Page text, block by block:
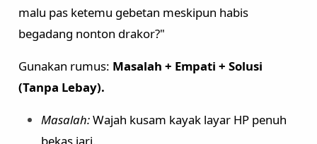
malu pas ketemu gebetan meskipun habis
begadang nonton drakor?"
Gunakan rumus: Masalah + Empati + Solusi
(Tanpa Lebay).
Masalah:Wajah kusam kayak layar HP penuh